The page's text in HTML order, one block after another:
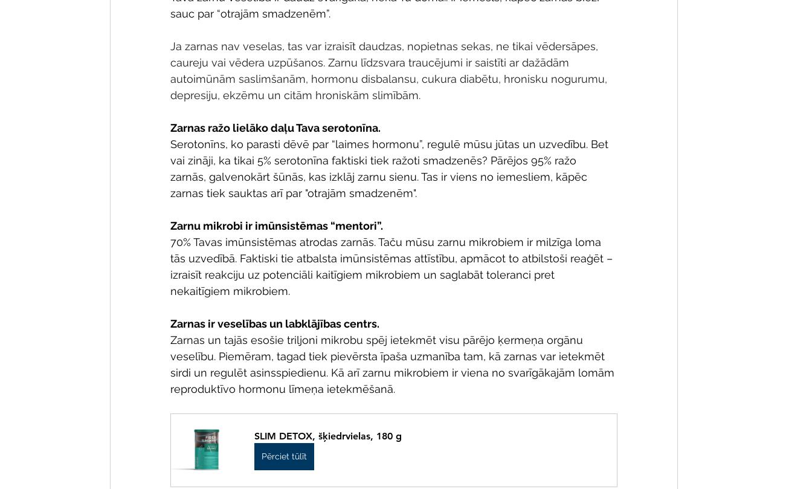
sauc par “otrajām smadzenēm”.
Ja zarnas nav veselas, tas var izraisīt daudzas, nopietnas sekas, ne tikai vēdersāpes,
caureju vai vēdera uzpūšanos. Zarnu līdzsvara traucējumi ir saistīti ar dažādām
autoimūnām saslimšanām, hormonu disbalansu, cukura diabētu, hronisku nogurumu,
depresiju, ekzēmu un citām hroniskām slimībām.
Zarnas ražo lielāko daļu Tava serotonīna.
Serotonīns, ko parasti dēvē par “laimes hormonu”, regulē mūsu jūtas un uzvedību. Bet
vai zināji, ka tikai 5% serotonīna faktiski tiek ražoti smadzenēs? Pārējos 95% ražo
zarnās, galvenokārt šūnās, kas izklāj zarnu sienu. Tas ir viens no iemesliem, kāpēc
zarnas tiek sauktas arī par "otrajām smadzenēm".
Zarnu mikrobi ir imūnsistēmas “mentori”.
70% Tavas imūnsistēmas atrodas zarnās. Taču mūsu zarnu mikrobiem ir milzīga loma
tās uzvedībā. Faktiski tie atbalsta imūnsistēmas attīstību, apmācot to atbilstoši reaģēt –
izraisīt reakciju uz potenciāli kaitīgiem mikrobiem un saglabāt toleranci pret
nekaitīgiem mikrobiem.
Zarnas ir veselības un labklājības centrs.
Zarnas un tajās esošie triljoni mikrobu spēj ietekmēt visu pārējo ķermeņa orgānu
veselību. Piemēram, tagad tiek pievērsta īpaša uzmanība tam, kā zarnas var ietekmēt
sirdi un regulēt asinsspiedienu. Kā arī zarnu mikrobiem ir viena no svarīgākajām lomām
reproduktīvo hormonu līmeņa ietekmēšanā.
SLIM DETOX, šķiedrvielas, 180 g
Pērciet tūlīt